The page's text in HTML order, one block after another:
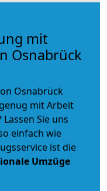
mit
Osnabrück
Osnabrück
mit Arbeit
Sie uns
einfach wie
ist die
Umzüge